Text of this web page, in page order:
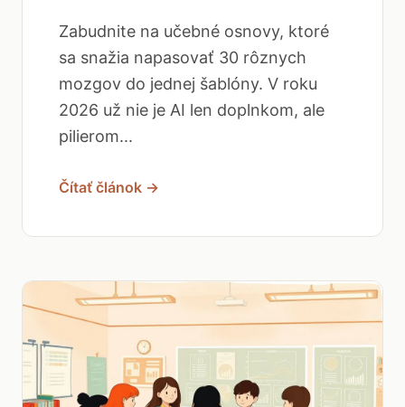
Zabudnite na učebné osnovy, ktoré
sa snažia napasovať 30 rôznych
mozgov do jednej šablóny. V roku
2026 už nie je AI len doplnkom, ale
pilierom...
Čítať článok →